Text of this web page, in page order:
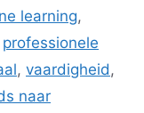
learning,
professionele
, vaardigheid,
naar